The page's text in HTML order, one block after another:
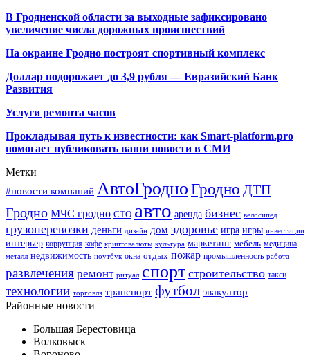
В Гродненской области за выходные зафиксировано
увеличение числа дорожных происшествий
На окраине Гродно построят спортивный комплекс
Доллар подорожает до 3,9 рубля — Евразийский Банк
Развития
Услуги ремонта часов
Прокладывая путь к известности: как Smart-platform.pro
помогает публиковать ваши новости в СМИ
Метки
#новости компаний АвтоГродноГродно ДТП
Гродно МЧС гродно СТО авто аренда бизнес велосипед
грузоперевозки деньги дизайн дом здоровье игра игры инвестиции
интерьер коррупция кофе криптовалюты культура маркетинг мебель медицина
металл недвижимость ноутбук окна отдых пожар промышленность работа
развлечения ремонт ритуал спорт строительство такси
технологии торговля транспорт футбол эвакуатор
Районные новости
Большая Берестовица
Волковыск